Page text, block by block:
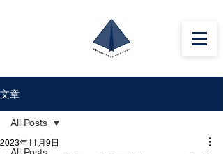
文章
All Posts
2023年11月9日